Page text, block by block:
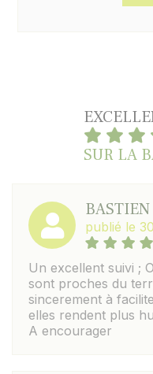
SUR LA
BASTIEN
publié le
Un excellent suivi ;
sont proches du
sincerement à
elles rendent plus
A encourager